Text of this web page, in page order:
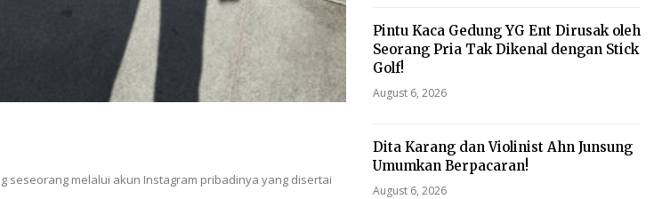
seseorang melalui akun Instagram pribadinya yang disertai
Pintu Kaca Gedung YG Ent Dirusak oleh
Seorang Pria Tak Dikenal dengan Stick
Golf!
August 6, 2026
Dita Karang dan Violinist Ahn Junsung
Umumkan Berpacaran!
August 6, 2026